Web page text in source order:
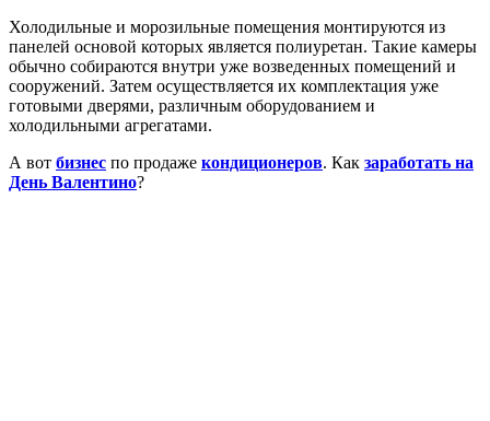
Холодильные и морозильные помещения монтируются из
панелей основой которых является полиуретан. Такие камеры
обычно собираются внутри уже возведенных помещений и
сооружений. Затем осуществляется их комплектация уже
готовыми дверями, различным оборудованием и
холодильными агрегатами.
А вот бизнес по продаже кондиционеров. Как заработать на
День Валентино?